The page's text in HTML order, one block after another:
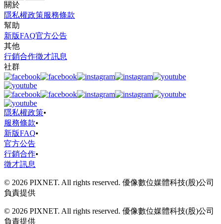
關於
隱私權政策服務條款
幫助
新版FAQ官方公告
其他
行銷合作徵才訊息
社群
隱私權政策•
服務條款•
新版FAQ•
官方公告
行銷合作•
徵才訊息
© 2026 PIXNET. All rights reserved. 優像數位媒體科技(股)公司
負責提供
© 2026 PIXNET. All rights reserved. 優像數位媒體科技(股)公司
負責提供